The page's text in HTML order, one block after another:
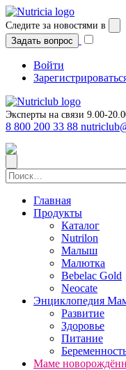
Перейти
к
содержимому
Следите за новостями в
Задать вопрос
Войти
Эксперты на связи 9.00-
8 800 200 33 88
Найти:
Главная
Продукты
Каталог
Nutrilon
Малыш
Малютка
Bebelac Gold
Neocate
Энциклопедия
Развитие
Здоровье
Питание
Маме